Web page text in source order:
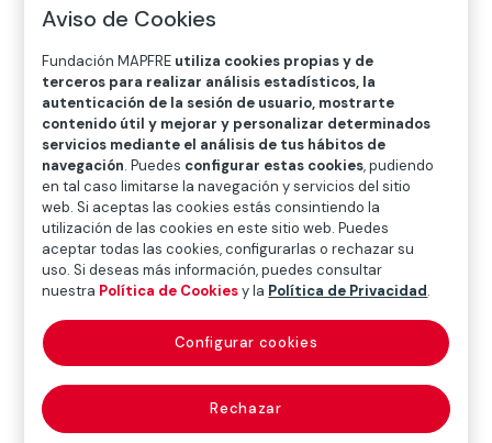
H
J K
O
P Q R S T
U
V
W X Y Z
Diccionario de seguros
laboralista (lawyer
epecialised in
labour law)
Abogado especialista en derecho laboral.
Aviso de Cookies
Fundación MAPFRE utiliza cookies propias y de
terceros para realizar análisis estadísticos, la
autenticación de la sesión de usuario, mostrarte
contenido útil y mejorar y personalizar determinados
servicios mediante el análisis de tus hábitos de
navegación. Puedes configurar estas cookies, pudiendo
en tal caso limitarse la navegación y servicios del sitio
web. Si aceptas las cookies estás consintiendo la
utilización de las cookies en este sitio web. Puedes
aceptar todas las cookies, configurarlas o rechazar su
uso. Si deseas más información, puedes consultar
nuestra Política de Cookiesy la Política de Privacidad.
Rechazar
Configurar cookies